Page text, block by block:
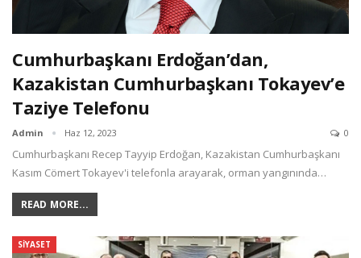
Cumhurbaşkanı Erdoğan’dan,
Kazakistan Cumhurbaşkanı Tokayev’e
Taziye Telefonu
Admin Haz 12, 2023 0
Cumhurbaşkanı Recep Tayyip Erdoğan, Kazakistan Cumhurbaşkanı
Kasım Cömert Tokayev'i telefonla arayarak, orman yangınında…
READ MORE...
SIYASET